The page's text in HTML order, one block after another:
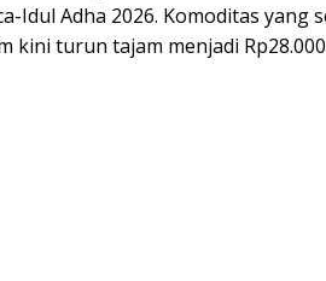
Idul Adha 2026. Komoditas yang
kini turun tajam menjadi